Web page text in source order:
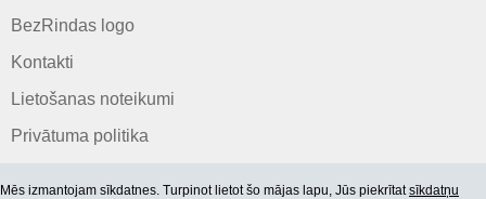
BezRindas logo
Kontakti
Lietošanas noteikumi
Privātuma politika
Mēs izmantojam sīkdatnes. Turpinot lietot šo mājas lapu, Jūs piekrītatsīkdatņu